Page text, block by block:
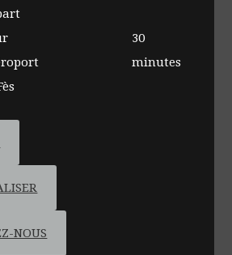
30
minutes
NOUS